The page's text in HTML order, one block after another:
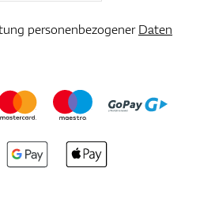
personenbezogenerDaten